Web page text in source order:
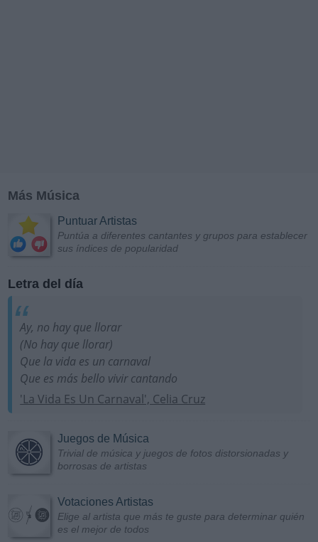
Más Música
Puntuar Artistas
Puntúa a diferentes cantantes y grupos para establecer
sus índices de popularidad
Letra del día
Ay, no hay que llorar
(No hay que llorar)
Que la vida es un carnaval
Que es más bello vivir cantando
'La Vida Es Un Carnaval', Celia Cruz
Juegos de Música
Trivial de música y juegos de fotos distorsionadas y
borrosas de artistas
Votaciones Artistas
Elige al artista que más te guste para determinar quién
es el mejor de todos